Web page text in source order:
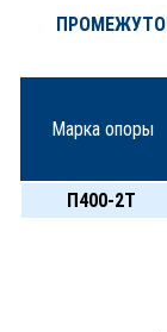
Марка опоры
П400-2Т